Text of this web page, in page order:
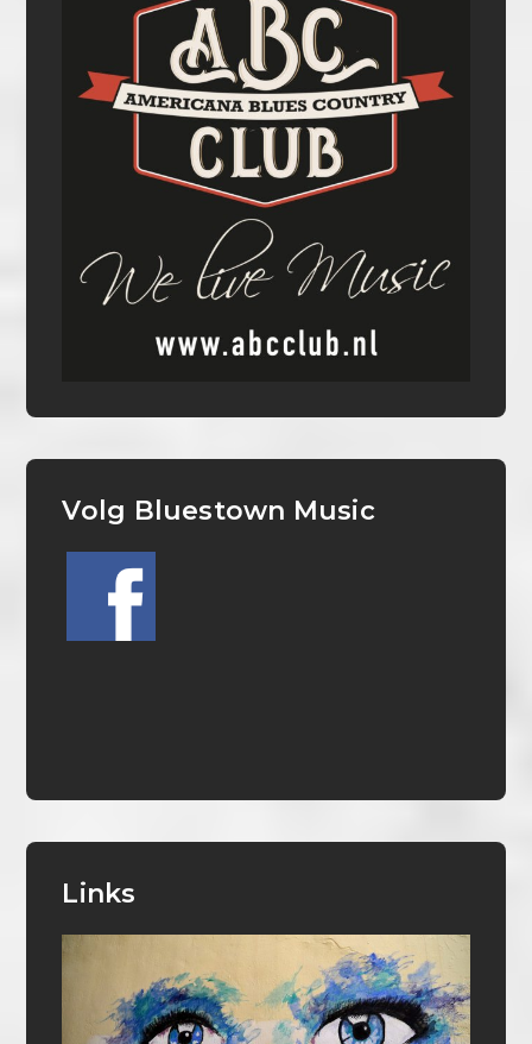
Volg Bluestown Music
Links